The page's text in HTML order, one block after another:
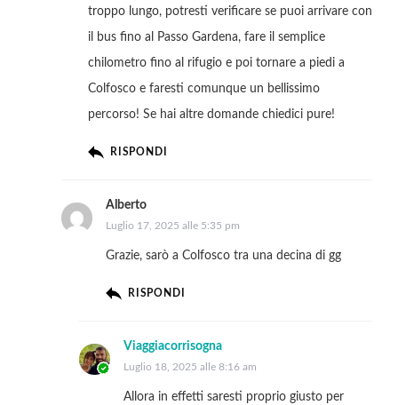
troppo lungo, potresti verificare se puoi arrivare con
il bus fino al Passo Gardena, fare il semplice
chilometro fino al rifugio e poi tornare a piedi a
Colfosco e faresti comunque un bellissimo
percorso! Se hai altre domande chiedici pure!
RISPONDI
Alberto
Luglio 17, 2025 alle 5:35 pm
Grazie, sarò a Colfosco tra una decina di gg
RISPONDI
Viaggiacorrisogna
Luglio 18, 2025 alle 8:16 am
Allora in effetti saresti proprio giusto per